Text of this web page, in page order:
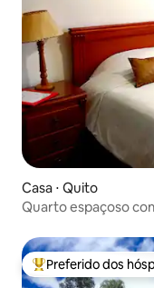
Casa ⋅ Quito
Quarto espaçoso
Entre os melhores
Preferido dos